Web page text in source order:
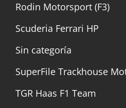
Rodin Motorsport (F3)
Scuderia Ferrari HP
Sin categoría
SuperFile Trackhouse
TGR Haas F1 Team